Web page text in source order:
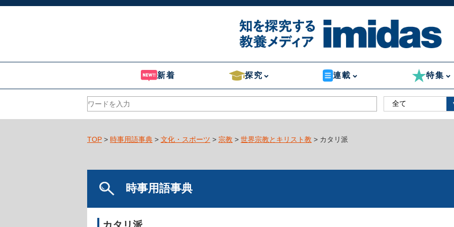
新着 探究 連載 特集
TOP > 時事用語事典 > 文化・スポーツ > 宗教 > 世界宗教とキリスト教 > カタリ派
時事用語事典